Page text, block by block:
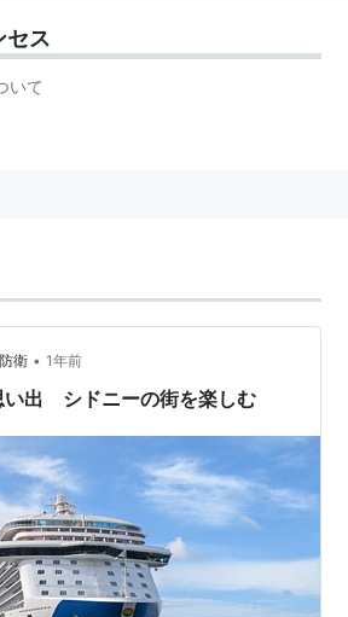
セス
いて
衛 • 1年前
出 シドニーの街を楽しむ